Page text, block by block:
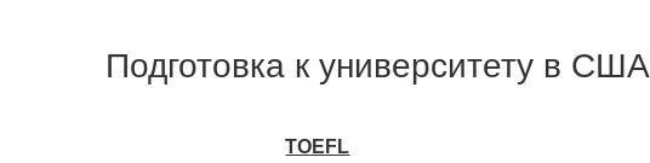
Подготовка к университету в США
TOEFL